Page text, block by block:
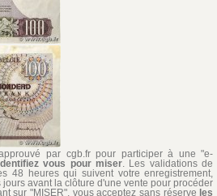
par cgb.fr pour participer à une "e-
vous pour miser . Les validations de
48 heures qui suivent votre enregistrement,
avant la clôture d'une vente pour procéder
sur "MISER", vous acceptez sans réserve les